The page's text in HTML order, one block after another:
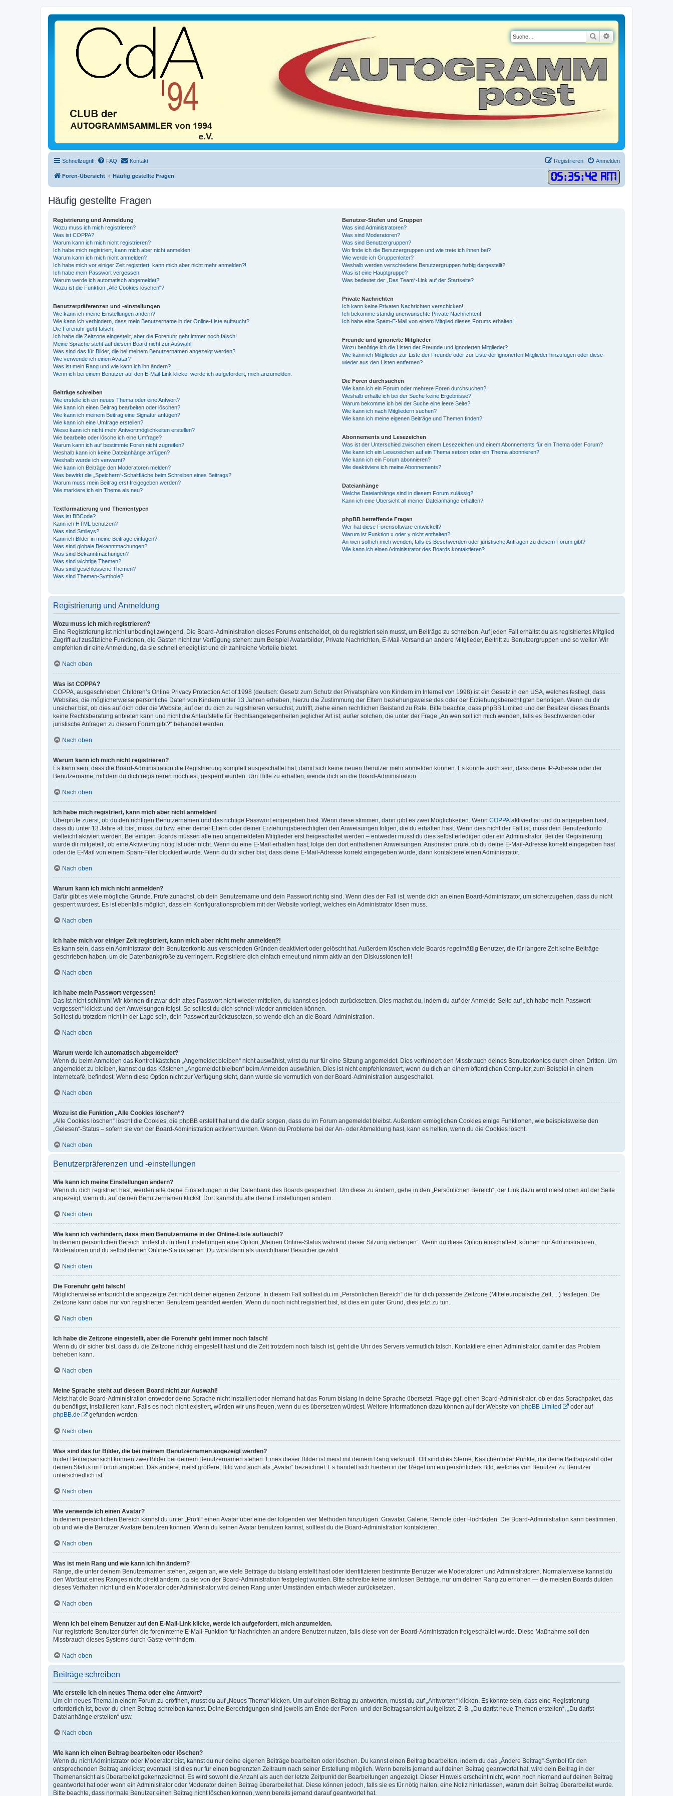
Suche
Schnellzugriff FAQ Kontakt Anmelden
Registrieren
Foren-Übersicht Häufig gestellte Fragen 05:35:43 AM
Häufig gestellte Fragen
Registrierung und Anmeldung
Wozu muss ich mich registrieren?
Was ist COPPA?
Warum kann ich mich nicht registrieren?
Ich habe mich registriert, kann mich aber nicht anmelden!
Warum kann ich mich nicht anmelden?
Ich habe mich vor einiger Zeit registriert, kann mich aber nicht mehr anmelden?!
Ich habe mein Passwort vergessen!
Warum werde ich automatisch abgemeldet?
Wozu ist die Funktion „Alle Cookies löschen“?
Benutzerpräferenzen und -einstellungen
Wie kann ich meine Einstellungen ändern?
Wie kann ich verhindern, dass mein Benutzername in der Online-Liste auftaucht?
Die Forenuhr geht falsch!
Ich habe die Zeitzone eingestellt, aber die Forenuhr geht immer noch falsch!
Meine Sprache steht auf diesem Board nicht zur Auswahl!
Was sind das für Bilder, die bei meinem Benutzernamen angezeigt werden?
Wie verwende ich einen Avatar?
Was ist mein Rang und wie kann ich ihn ändern?
Wenn ich bei einem Benutzer auf den E-Mail-Link klicke, werde ich aufgefordert, mich anzumelden.
Beiträge schreiben
Wie erstelle ich ein neues Thema oder eine Antwort?
Wie kann ich einen Beitrag bearbeiten oder löschen?
Wie kann ich meinem Beitrag eine Signatur anfügen?
Wie kann ich eine Umfrage erstellen?
Wieso kann ich nicht mehr Antwortmöglichkeiten erstellen?
Wie bearbeite oder lösche ich eine Umfrage?
Warum kann ich auf bestimmte Foren nicht zugreifen?
Weshalb kann ich keine Dateianhänge anfügen?
Weshalb wurde ich verwarnt?
Wie kann ich Beiträge den Moderatoren melden?
Was bewirkt die „Speichern“-Schaltfläche beim Schreiben eines Beitrags?
Warum muss mein Beitrag erst freigegeben werden?
Wie markiere ich ein Thema als neu?
Textformatierung und Thementypen
Was ist BBCode?
Kann ich HTML benutzen?
Was sind Smileys?
Kann ich Bilder in meine Beiträge einfügen?
Was sind globale Bekanntmachungen?
Was sind Bekanntmachungen?
Was sind wichtige Themen?
Was sind geschlossene Themen?
Was sind Themen-Symbole?
Benutzer-Stufen und Gruppen
Was sind Administratoren?
Was sind Moderatoren?
Was sind Benutzergruppen?
Wo finde ich die Benutzergruppen und wie trete ich ihnen bei?
Wie werde ich Gruppenleiter?
Weshalb werden verschiedene Benutzergruppen farbig dargestellt?
Was ist eine Hauptgruppe?
Was bedeutet der „Das Team“-Link auf der Startseite?
Private Nachrichten
Ich kann keine Privaten Nachrichten verschicken!
Ich bekomme ständig unerwünschte Private Nachrichten!
Ich habe eine Spam-E-Mail von einem Mitglied dieses Forums erhalten!
Freunde und ignorierte Mitglieder
Wozu benötige ich die Listen der Freunde und ignorierten Mitglieder?
Wie kann ich Mitglieder zur Liste der Freunde oder zur Liste der ignorierten Mitglieder hinzufügen oder diese
wieder aus den Listen entfernen?
Die Foren durchsuchen
Wie kann ich ein Forum oder mehrere Foren durchsuchen?
Weshalb erhalte ich bei der Suche keine Ergebnisse?
Warum bekomme ich bei der Suche eine leere Seite?
Wie kann ich nach Mitgliedern suchen?
Wie kann ich meine eigenen Beiträge und Themen finden?
Abonnements und Lesezeichen
Was ist der Unterschied zwischen einem Lesezeichen und einem Abonnements für ein Thema oder Forum?
Wie kann ich ein Lesezeichen auf ein Thema setzen oder ein Thema abonnieren?
Wie kann ich ein Forum abonnieren?
Wie deaktiviere ich meine Abonnements?
Dateianhänge
Welche Dateianhänge sind in diesem Forum zulässig?
Kann ich eine Übersicht all meiner Dateianhänge erhalten?
phpBB betreffende Fragen
Wer hat diese Forensoftware entwickelt?
Warum ist Funktion x oder y nicht enthalten?
An wen soll ich mich wenden, falls es Beschwerden oder juristische Anfragen zu diesem Forum gibt?
Wie kann ich einen Administrator des Boards kontaktieren?
Registrierung und Anmeldung
Wozu muss ich mich registrieren?
Eine Registrierung ist nicht unbedingt zwingend. Die Board-Administration dieses Forums entscheidet, ob du registriert sein musst, um Beiträge zu schreiben. Auf jeden Fall erhältst du als registriertes Mitglied
Zugriff auf zusätzliche Funktionen, die Gästen nicht zur Verfügung stehen: zum Beispiel Avatarbilder, Private Nachrichten, E-Mail-Versand an andere Mitglieder, Beitritt zu Benutzergruppen und so weiter. Wir
empfehlen dir eine Anmeldung, da sie schnell erledigt ist und dir zahlreiche Vorteile bietet.
Nach oben
Was ist COPPA?
COPPA, ausgeschrieben Children’s Online Privacy Protection Act of 1998 (deutsch: Gesetz zum Schutz der Privatsphäre von Kindern im Internet von 1998) ist ein Gesetz in den USA, welches festlegt, dass
Websites, die möglicherweise persönliche Daten von Kindern unter 13 Jahren erheben, hierzu die Zustimmung der Eltern beziehungsweise des oder der Erziehungsberechtigten benötigen. Wenn du dir
unsicher bist, ob dies auf dich oder die Website, auf der du dich zu registrieren versuchst, zutrifft, ziehe einen rechtlichen Beistand zu Rate. Bitte beachte, dass phpBB Limited und der Besitzer dieses Boards
keine Rechtsberatung anbieten kann und nicht die Anlaufstelle für Rechtsangelegenheiten jeglicher Art ist; außer solchen, die unter der Frage „An wen soll ich mich wenden, falls es Beschwerden oder
juristische Anfragen zu diesem Forum gibt?“ behandelt werden.
Nach oben
Warum kann ich mich nicht registrieren?
Es kann sein, dass die Board-Administration die Registrierung komplett ausgeschaltet hat, damit sich keine neuen Benutzer mehr anmelden können. Es könnte auch sein, dass deine IP-Adresse oder der
Benutzername, mit dem du dich registrieren möchtest, gesperrt wurden. Um Hilfe zu erhalten, wende dich an die Board-Administration.
Nach oben
Ich habe mich registriert, kann mich aber nicht anmelden!
Überprüfe zuerst, ob du den richtigen Benutzernamen und das richtige Passwort eingegeben hast. Wenn diese stimmen, dann gibt es zwei Möglichkeiten. Wenn COPPA aktiviert ist und du angegeben hast,
dass du unter 13 Jahre alt bist, musst du bzw. einer deiner Eltern oder deiner Erziehungsberechtigten den Anweisungen folgen, die du erhalten hast. Wenn dies nicht der Fall ist, muss dein Benutzerkonto
vielleicht aktiviert werden. Bei einigen Boards müssen alle neu angemeldeten Mitglieder erst freigeschaltet werden – entweder musst du dies selbst erledigen oder ein Administrator. Bei der Registrierung
wurde dir mitgeteilt, ob eine Aktivierung nötig ist oder nicht. Wenn du eine E-Mail erhalten hast, folge den dort enthaltenen Anweisungen. Ansonsten prüfe, ob du deine E-Mail-Adresse korrekt eingegeben hast
oder die E-Mail von einem Spam-Filter blockiert wurde. Wenn du dir sicher bist, dass deine E-Mail-Adresse korrekt eingegeben wurde, dann kontaktiere einen Administrator.
Nach oben
Warum kann ich mich nicht anmelden?
Dafür gibt es viele mögliche Gründe. Prüfe zunächst, ob dein Benutzername und dein Passwort richtig sind. Wenn dies der Fall ist, wende dich an einen Board-Administrator, um sicherzugehen, dass du nicht
gesperrt wurdest. Es ist ebenfalls möglich, dass ein Konfigurationsproblem mit der Website vorliegt, welches ein Administrator lösen muss.
Nach oben
Ich habe mich vor einiger Zeit registriert, kann mich aber nicht mehr anmelden?!
Es kann sein, dass ein Administrator dein Benutzerkonto aus verschieden Gründen deaktiviert oder gelöscht hat. Außerdem löschen viele Boards regelmäßig Benutzer, die für längere Zeit keine Beiträge
geschrieben haben, um die Datenbankgröße zu verringern. Registriere dich einfach erneut und nimm aktiv an den Diskussionen teil!
Nach oben
Ich habe mein Passwort vergessen!
Das ist nicht schlimm! Wir können dir zwar dein altes Passwort nicht wieder mitteilen, du kannst es jedoch zurücksetzen. Dies machst du, indem du auf der Anmelde-Seite auf „Ich habe mein Passwort
vergessen“ klickst und den Anweisungen folgst. So solltest du dich schnell wieder anmelden können.
Solltest du trotzdem nicht in der Lage sein, dein Passwort zurückzusetzen, so wende dich an die Board-Administration.
Nach oben
Warum werde ich automatisch abgemeldet?
Wenn du beim Anmelden das Kontrollkästchen „Angemeldet bleiben“ nicht auswählst, wirst du nur für eine Sitzung angemeldet. Dies verhindert den Missbrauch deines Benutzerkontos durch einen Dritten. Um
angemeldet zu bleiben, kannst du das Kästchen „Angemeldet bleiben“ beim Anmelden auswählen. Dies ist nicht empfehlenswert, wenn du dich an einem öffentlichen Computer, zum Beispiel in einem
Internetcafé, befindest. Wenn diese Option nicht zur Verfügung steht, dann wurde sie vermutlich von der Board-Administration ausgeschaltet.
Nach oben
Wozu ist die Funktion „Alle Cookies löschen“?
„Alle Cookies löschen“ löscht die Cookies, die phpBB erstellt hat und die dafür sorgen, dass du im Forum angemeldet bleibst. Außerdem ermöglichen Cookies einige Funktionen, wie beispielsweise den
„Gelesen“-Status – sofern sie von der Board-Administration aktiviert wurden. Wenn du Probleme bei der An- oder Abmeldung hast, kann es helfen, wenn du die Cookies löscht.
Nach oben
Benutzerpräferenzen und -einstellungen
Wie kann ich meine Einstellungen ändern?
Wenn du dich registriert hast, werden alle deine Einstellungen in der Datenbank des Boards gespeichert. Um diese zu ändern, gehe in den „Persönlichen Bereich“; der Link dazu wird meist oben auf der Seite
angezeigt, wenn du auf deinen Benutzernamen klickst. Dort kannst du alle deine Einstellungen ändern.
Nach oben
Wie kann ich verhindern, dass mein Benutzername in der Online-Liste auftaucht?
In deinem persönlichen Bereich findest du in den Einstellungen eine Option „Meinen Online-Status während dieser Sitzung verbergen“. Wenn du diese Option einschaltest, können nur Administratoren,
Moderatoren und du selbst deinen Online-Status sehen. Du wirst dann als unsichtbarer Besucher gezählt.
Nach oben
Die Forenuhr geht falsch!
Möglicherweise entspricht die angezeigte Zeit nicht deiner eigenen Zeitzone. In diesem Fall solltest du im „Persönlichen Bereich“ die für dich passende Zeitzone (Mitteleuropäische Zeit, ...) festlegen. Die
Zeitzone kann dabei nur von registrierten Benutzern geändert werden. Wenn du noch nicht registriert bist, ist dies ein guter Grund, dies jetzt zu tun.
Nach oben
Ich habe die Zeitzone eingestellt, aber die Forenuhr geht immer noch falsch!
Wenn du dir sicher bist, dass du die Zeitzone richtig eingestellt hast und die Zeit trotzdem noch falsch ist, geht die Uhr des Servers vermutlich falsch. Kontaktiere einen Administrator, damit er das Problem
beheben kann.
Nach oben
Meine Sprache steht auf diesem Board nicht zur Auswahl!
Meist hat die Board-Administration entweder deine Sprache nicht installiert oder niemand hat das Forum bislang in deine Sprache übersetzt. Frage ggf. einen Board-Administrator, ob er das Sprachpaket, das
du benötigst, installieren kann. Falls es noch nicht existiert, würden wir uns freuen, wenn du es übersetzen würdest. Weitere Informationen dazu können auf der Website von phpBB Limited
oder auf
phpBB.de
gefunden werden.
Nach oben
Was sind das für Bilder, die bei meinem Benutzernamen angezeigt werden?
In der Beitragsansicht können zwei Bilder bei deinem Benutzernamen stehen. Eines dieser Bilder ist meist mit deinem Rang verknüpft: Oft sind dies Sterne, Kästchen oder Punkte, die deine Beitragszahl oder
deinen Status im Forum angeben. Das andere, meist größere, Bild wird auch als „Avatar“ bezeichnet. Es handelt sich hierbei in der Regel um ein persönliches Bild, welches von Benutzer zu Benutzer
unterschiedlich ist.
Nach oben
Wie verwende ich einen Avatar?
In deinem persönlichen Bereich kannst du unter „Profil“ einen Avatar über eine der folgenden vier Methoden hinzufügen: Gravatar, Galerie, Remote oder Hochladen. Die Board-Administration kann bestimmen,
ob und wie die Benutzer Avatare benutzen können. Wenn du keinen Avatar benutzen kannst, solltest du die Board-Administration kontaktieren.
Nach oben
Was ist mein Rang und wie kann ich ihn ändern?
Ränge, die unter deinem Benutzernamen stehen, zeigen an, wie viele Beiträge du bislang erstellt hast oder identifizieren bestimmte Benutzer wie Moderatoren und Administratoren. Normalerweise kannst du
den Wortlaut eines Ranges nicht direkt ändern, da sie von der Board-Administration festgelegt wurden. Bitte schreibe keine sinnlosen Beiträge, nur um deinen Rang zu erhöhen — die meisten Boards dulden
dieses Verhalten nicht und ein Moderator oder Administrator wird deinen Rang unter Umständen einfach wieder zurücksetzen.
Nach oben
Wenn ich bei einem Benutzer auf den E-Mail-Link klicke, werde ich aufgefordert, mich anzumelden.
Nur registrierte Benutzer dürfen die foreninterne E-Mail-Funktion für Nachrichten an andere Benutzer nutzen, falls diese von der Board-Administration freigeschaltet wurde. Diese Maßnahme soll den
Missbrauch dieses Systems durch Gäste verhindern.
Nach oben
Beiträge schreiben
Wie erstelle ich ein neues Thema oder eine Antwort?
Um ein neues Thema in einem Forum zu eröffnen, musst du auf „Neues Thema“ klicken. Um auf einen Beitrag zu antworten, musst du auf „Antworten“ klicken. Es könnte sein, dass eine Registrierung
erforderlich ist, bevor du einen Beitrag schreiben kannst. Deine Berechtigungen sind jeweils am Ende der Foren- und der Beitragsansicht aufgelistet. Z. B. „Du darfst neue Themen erstellen“, „Du darfst
Dateianhänge erstellen“ usw.
Nach oben
Wie kann ich einen Beitrag bearbeiten oder löschen?
Wenn du nicht Administrator oder Moderator bist, kannst du nur deine eigenen Beiträge bearbeiten oder löschen. Du kannst einen Beitrag bearbeiten, indem du das „Ändere Beitrag“-Symbol für den
entsprechenden Beitrag anklickst; eventuell ist dies nur für einen begrenzten Zeitraum nach seiner Erstellung möglich. Wenn bereits jemand auf deinen Beitrag geantwortet hat, wird dein Beitrag in der
Themenansicht als überarbeitet gekennzeichnet. Es wird sowohl die Anzahl als auch der letzte Zeitpunkt der Bearbeitungen angezeigt. Dieser Hinweis erscheint nicht, wenn noch niemand auf deinen Beitrag
geantwortet hat oder wenn ein Administrator oder Moderator deinen Beitrag überarbeitet hat. Diese können jedoch, falls sie es für nötig halten, eine Notiz hinterlassen, warum dein Beitrag überarbeitet wurde.
Bitte beachte, dass normale Benutzer einen Beitrag nicht löschen können, wenn bereits jemand darauf geantwortet hat.